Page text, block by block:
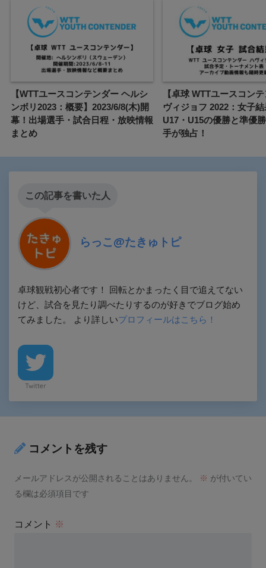
【WTTユースコンテンダー ヘルシ
ンボリ2023：概要】2023/6/8(木)開
幕！出場選手・試合日程・放映情報
まとめ
【卓球 WTTユースコン
ヴィジョフ 2022：女子
U17・U15の優勝と準優
手が独占！
この記事を書いた人
らっこ@たきゅトピ
卓球観戦初心者です！ 回転とかまったく目で追えてない
けど、試合を見たり調べたりするのが好きでブログ始め
てみました。 より詳しいプロフィールはこちら！
Twitter
コメントを残す
メールアドレスが公開されることはありません。 ※ が付いてい
る欄は必須項目です
コメント ※